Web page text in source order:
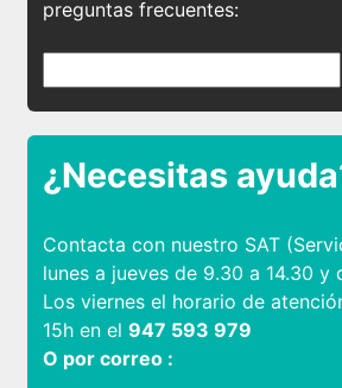
preguntas frecuentes:
¿Necesitas
Contacta con nuestro SAT
lunes a jueves de 9.30 a 14.30 y
Los viernes el horario de
15h en el 947 593 979
O por correo :